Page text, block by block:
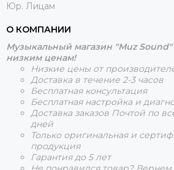
Юр. Лицам
О КОМПАНИИ
Музыкальный магазин "Muz
низким ценам!
Низкие цены от
Доставка в течение 2-3 часов
Бесплатная консультация
Бесплатная настройка и
Доставка заказов Почтой по
дней
Только оригинальная и
продукция
Гарантия до 5 лет